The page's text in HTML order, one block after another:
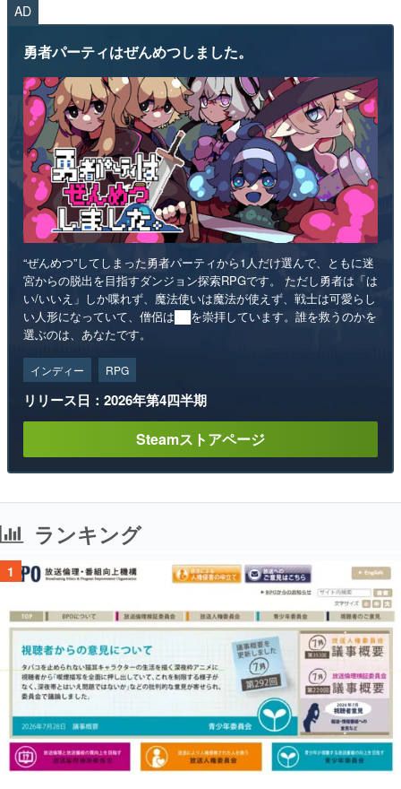
AD
勇者パーティはぜんめつしました。
“ぜんめつ”してしまった勇者パーティから1人だけ選んで、ともに迷
宮からの脱出を目指すダンジョン探索RPGです。 ただし勇者は「は
い/いいえ」しか喋れず、魔法使いは魔法が使えず、戦士は可愛らし
い人形になっていて、僧侶は██を崇拝しています。誰を救うのかを
選ぶのは、あなたです。
インディー RPG
リリース日：2026年第4四半期
Steamストアページ
ランキング
1